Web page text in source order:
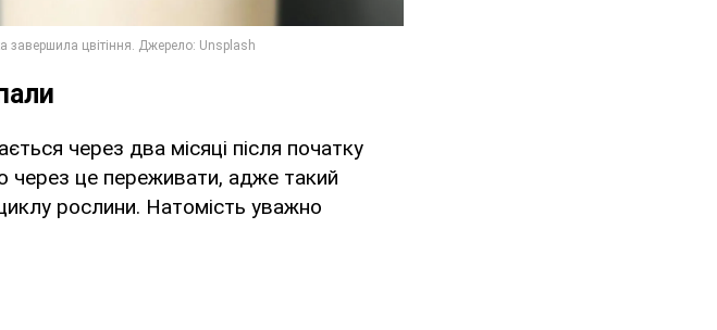
через два місяці після початку
через це переживати, адже такий
рослини. Натомість уважно